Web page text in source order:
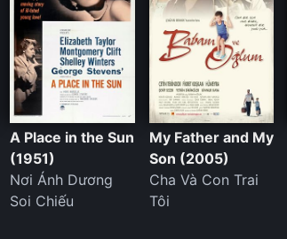
A Place in the Sun
(1951)
Nơi Ánh Dương
Soi Chiếu
My Father and My
Son (2005)
Cha Và Con Trai
Tôi